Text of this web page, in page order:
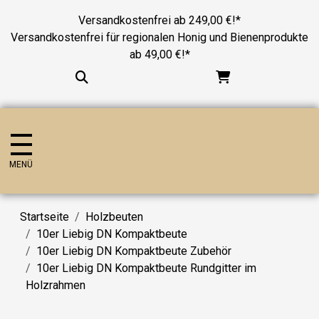
Versandkostenfrei ab 249,00 €!*
Versandkostenfrei für regionalen Honig und Bienenprodukte
ab 49,00 €!*
MENÜ
Startseite
Holzbeuten
10er Liebig DN Kompaktbeute
10er Liebig DN Kompaktbeute Zubehör
10er Liebig DN Kompaktbeute Rundgitter im
Holzrahmen